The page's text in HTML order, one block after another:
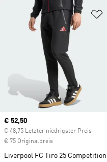
Current price
€ 52,50
€ 48,75 Letzter niedrigster Preis
€ 75 Originalpreis
Liverpool FC Tiro 25 Competition